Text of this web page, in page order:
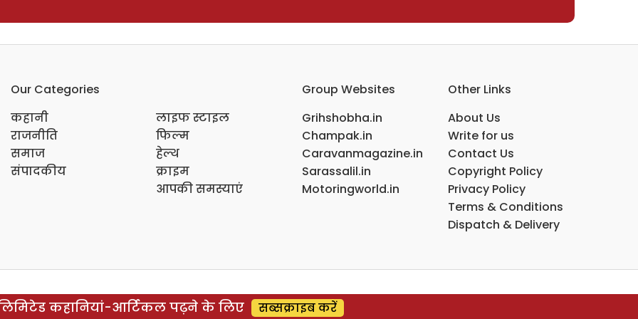
Our Categories
कहानी
राजनीति
समाज
संपादकीय
लाइफ स्टाइल
फिल्म
हेल्थ
क्राइम
आपकी समस्याएं
Group Websites
Grihshobha.in
Champak.in
Caravanmagazine.in
Sarassalil.in
Motoringworld.in
Other Links
About Us
Write for us
Contact Us
Copyright Policy
Privacy Policy
Terms & Conditions
Dispatch & Delivery
कहानियां-आर्टिकल पढ़ने के लिए सब्सक्राइब करें